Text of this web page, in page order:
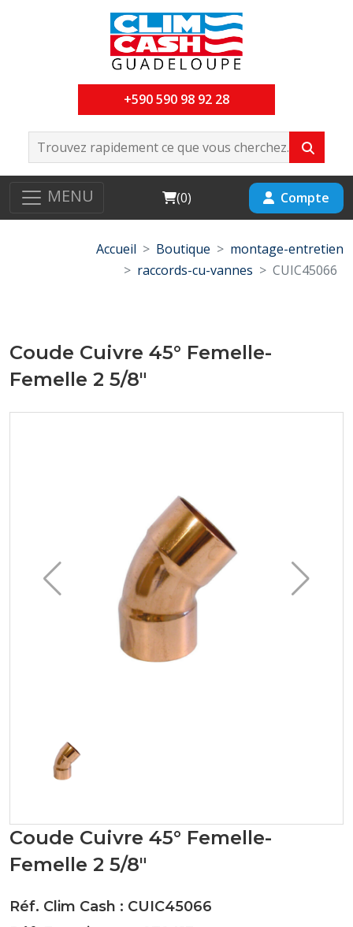
+590 590 98 92 28
MENU Cart
(0) Compte
Accueil Boutique
montage-entretien
raccords-cu-vannes
CUIC45066
Coude Cuivre 45° Femelle-
Femelle 2 5/8"
Coude Cuivre 45° Femelle-
Femelle 2 5/8"
Réf. Clim Cash : CUIC45066